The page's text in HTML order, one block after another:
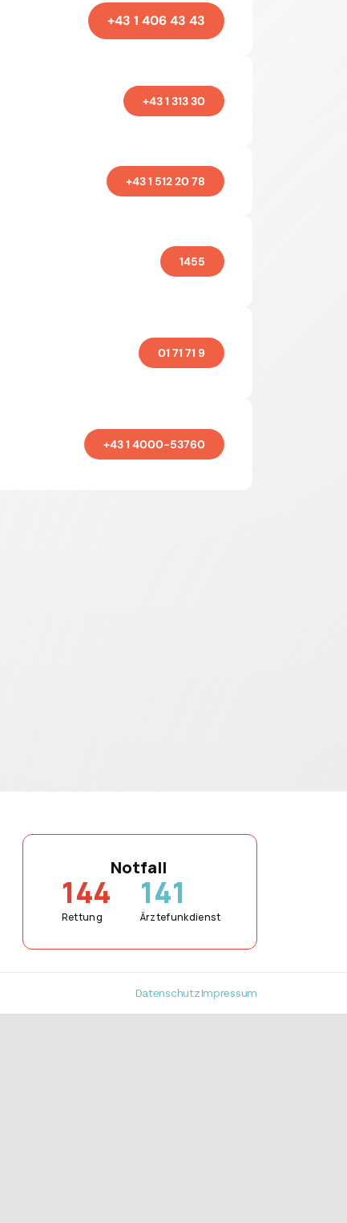
+43 1 406 43 43
+43 1 313 30
+43 1 512 20 78
1455
01 71 71 9
+43 1 4000-53760
Notfall
144
Rettung
141
Ärztefunkdienst
DatenschutzImpressum